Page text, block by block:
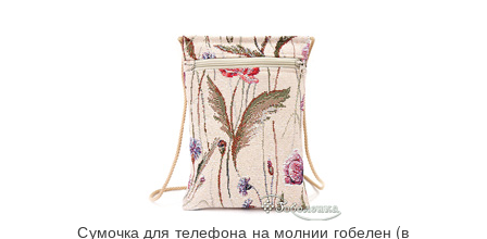
Сумочка для телефона на молнии гобелен (в